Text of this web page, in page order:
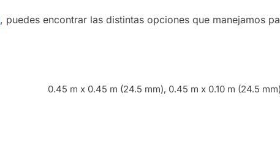
, puedes encontrar las distintas opciones que manejamos
0.45 m x 0.45 m (24.5 mm), 0.45 m x 0.10 m (24.5